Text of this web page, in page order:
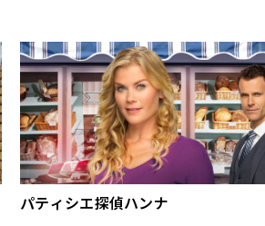
パティシエ探偵ハンナ